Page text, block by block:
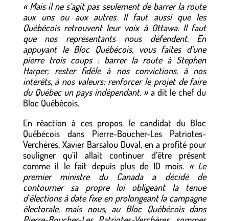
« Mais il ne s’agit pas seulement de barrer la route
aux uns ou aux autres. Il faut aussi que les
Québécois retrouvent leur voix à Ottawa. Il faut
que nos représentants nous défendent. En
appuyant le Bloc Québécois, vous faites d’une
pierre trois coups : barrer la route à Stephen
Harper; rester fidèle à nos convictions, à nos
intérêts, à nos valeurs; renforcer le projet de faire
du Québec un pays indépendant. »a dit le chef du
Bloc Québécois.
En réaction à ces propos, le candidat du Bloc
Québécois dans Pierre-Boucher-Les Patriotes-
Verchères, Xavier Barsalou Duval, en a profité pour
souligner qu’il allait continuer d’être présent
comme il le fait depuis plus de 10 mois. « Le
premier ministre du Canada a décidé de
contourner sa propre loi obligeant la tenue
d’élections à date fixe en prolongeant la campagne
électorale, mais nous, au Bloc Québécois dans